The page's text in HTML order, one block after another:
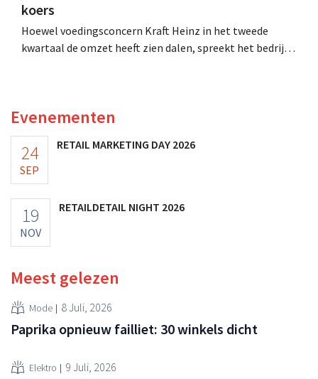
koers
Hoewel voedingsconcern Kraft Heinz in het tweede
kwartaal de omzet heeft zien dalen, spreekt het bedrijf
Evenementen
24
SEP
RETAIL MARKETING DAY 2026
19
NOV
RETAILDETAIL NIGHT 2026
Meest gelezen
Mode 8 Juli, 2026
Paprika opnieuw failliet: 30 winkels dicht
Elektro 9 Juli, 2026